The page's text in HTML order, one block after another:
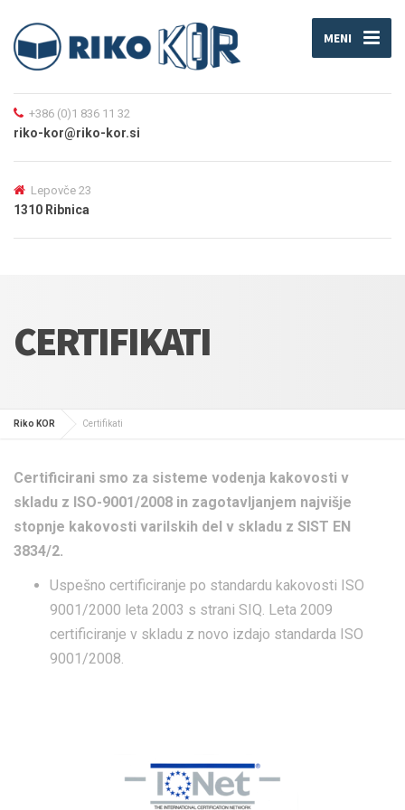
MENI
+386 (0)1 836 11 32
riko-kor@riko-kor.si
Lepovče 23
1310 Ribnica
CERTIFIKATI
Riko KOR Certifikati
Certificirani smo za sisteme vodenja kakovosti v
skladu z ISO-9001/2008 in zagotavljanjem najvišje
stopnje kakovosti varilskih del v skladu z SIST EN
3834/2.
Uspešno certificiranje po standardu kakovosti ISO
9001/2000 leta 2003 s strani SIQ. Leta 2009
certificiranje v skladu z novo izdajo standarda ISO
9001/2008.